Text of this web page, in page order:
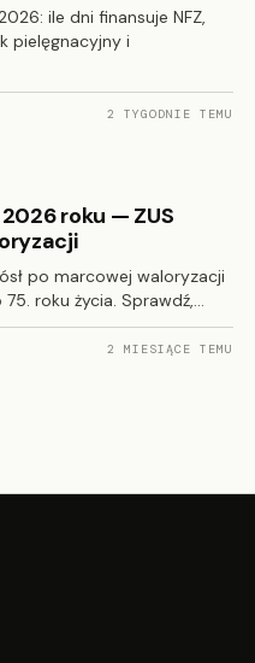
ile dni finansuje NFZ,
pielęgnacyjny i
2 TYGODNIE TEMU
roku — ZUS
po marcowej waloryzacji
roku życia. Sprawdź,…
2 MIESIĄCE TEMU